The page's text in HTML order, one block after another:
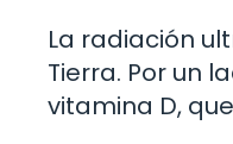
La radiación
Tierra. Por un
vitamina D,